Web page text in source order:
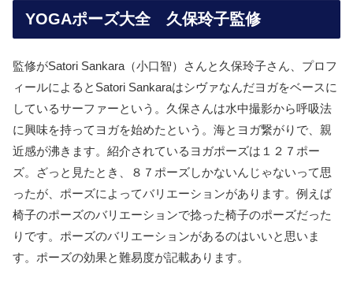
YOGAポーズ大全 久保玲子監修
監修がSatori Sankara（小口智）さんと久保玲子さん、プロフ
ィールによるとSatori Sankaraはシヴァなんだヨガをベースに
しているサーファーという。久保さんは水中撮影から呼吸法
に興味を持ってヨガを始めたという。海とヨガ繋がりで、親
近感が沸きます。紹介されているヨガポーズは１２７ポー
ズ。ざっと見たとき、８７ポーズしかないんじゃないって思
ったが、ポーズによってバリエーションがあります。例えば
椅子のポーズのバリエーションで捻った椅子のポーズだった
りです。ポーズのバリエーションがあるのはいいと思いま
す。ポーズの効果と難易度が記載あります。